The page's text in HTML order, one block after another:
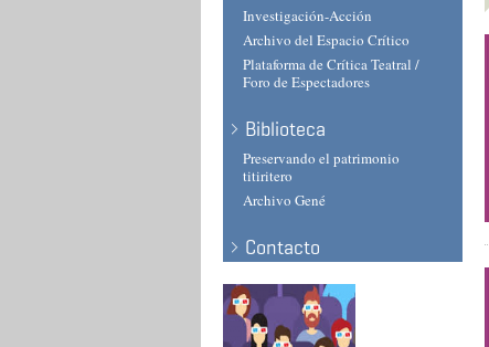
Investigación-Acción
Archivo del Espacio Crítico
Plataforma de Crítica Teatral /
Foro de Espectadores
Biblioteca
Preservando el patrimonio
titiritero
Archivo Gené
Contacto